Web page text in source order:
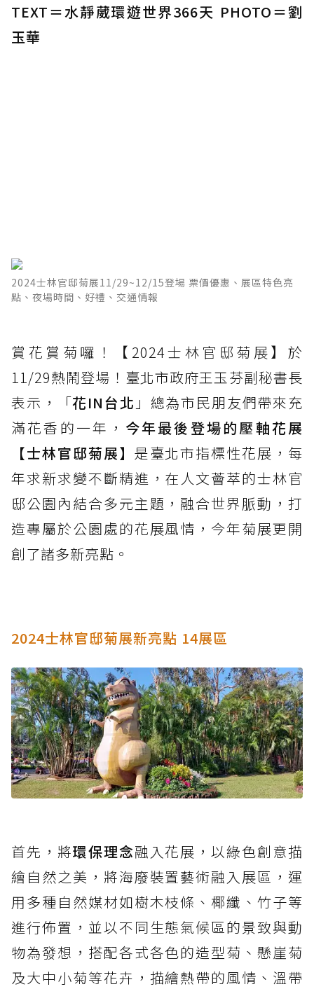
TEXT＝水靜葳環遊世界366天 PHOTO＝劉
玉華
2024士林官邸菊展11/29~12/15登場 票價優惠、展區特色亮
點、夜場時間、好禮、交通情報
賞花賞菊囉！【2024士林官邸菊展】於
11/29熱鬧登場！臺北市政府王玉芬副秘書長
表示，「花IN台北 」總為市民朋友們帶來充
滿花香的一年， 今年最後登場的壓軸花展
【士林官邸菊展】 是臺北市指標性花展，每
年求新求變不斷精進，在人文薈萃的士林官
邸公園內結合多元主題，融合世界脈動，打
造專屬於公園處的花展風情，今年菊展更開
創了諸多新亮點。
2024士林官邸菊展新亮點 14展區
首先，將環保理念融入花展，以綠色創意描
繪自然之美，將海廢裝置藝術融入展區，運
用多種自然媒材如樹木枝條、椰纖、竹子等
進行佈置，並以不同生態氣候區的景致與動
物為發想，搭配各式各色的造型菊、懸崖菊
及大中小菊等花卉，描繪熱帶的風情、溫帶